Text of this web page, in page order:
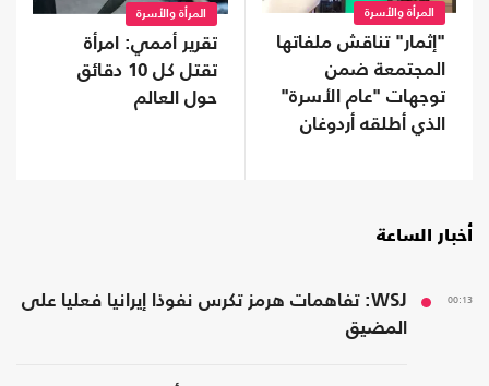
المرأة والأسرة
"إثمار" تناقش ملفاتها
المجتمعة ضمن
توجهات "عام الأسرة"
الذي أطلقه أردوغان
المرأة والأسرة
تقرير أممي: امرأة
تقتل كل 10 دقائق
حول العالم
أخبار الساعة
00:13
WSJ: تفاهمات هرمز تكرس نفوذا إيرانيا فعليا على
المضيق